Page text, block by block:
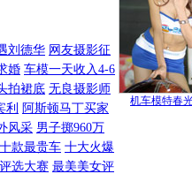
刘德华 网友摄影征
婚 车模一天收入4-6
拍裙底 无良摄影师
利
阿斯顿马丁买家
风采 男子掷960万
十款最贵车 十大火爆
选大赛 最美美女评
机车模特春